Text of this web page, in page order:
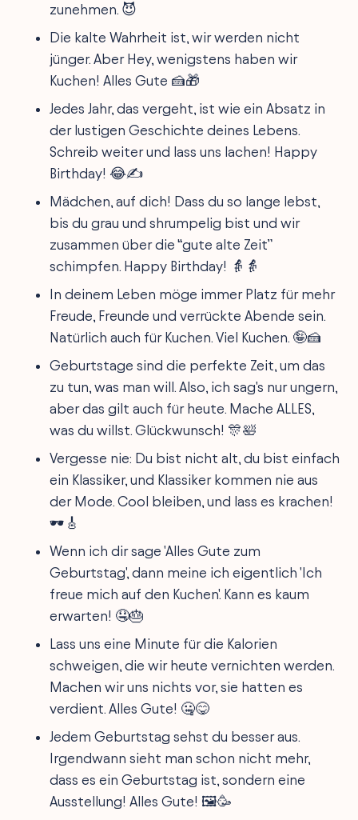
zunehmen. 😈
Die kalte Wahrheit ist, wir werden nicht
jünger. Aber Hey, wenigstens haben wir
Kuchen! Alles Gute 🍰🎁
Jedes Jahr, das vergeht, ist wie ein Absatz in
der lustigen Geschichte deines Lebens.
Schreib weiter und lass uns lachen! Happy
Birthday! 😂✍️
Mädchen, auf dich! Dass du so lange lebst,
bis du grau und shrumpelig bist und wir
zusammen über die “gute alte Zeit”
schimpfen. Happy Birthday! 👵👵
In deinem Leben möge immer Platz für mehr
Freude, Freunde und verrückte Abende sein.
Natürlich auch für Kuchen. Viel Kuchen. 🤪🍰
Geburtstage sind die perfekte Zeit, um das
zu tun, was man will. Also, ich sag's nur ungern,
aber das gilt auch für heute. Mache ALLES,
was du willst. Glückwunsch! 🎊🛀
Vergesse nie: Du bist nicht alt, du bist einfach
ein Klassiker, und Klassiker kommen nie aus
der Mode. Cool bleiben, und lass es krachen!
🕶️🎸
Wenn ich dir sage 'Alles Gute zum
Geburtstag', dann meine ich eigentlich 'Ich
freue mich auf den Kuchen'. Kann es kaum
erwarten! 🤤🎂
Lass uns eine Minute für die Kalorien
schweigen, die wir heute vernichten werden.
Machen wir uns nichts vor, sie hatten es
verdient. Alles Gute! 🤐😋
Jedem Geburtstag sehst du besser aus.
Irgendwann sieht man schon nicht mehr,
dass es ein Geburtstag ist, sondern eine
Ausstellung! Alles Gute! 🖼️🥳